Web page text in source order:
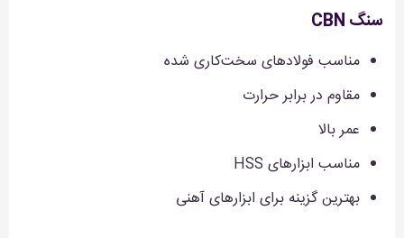
سنگ CBN
مناسب فولادهای سخت‌کاری شده
مقاوم در برابر حرارت
عمر بالا
مناسب ابزارهای HSS
بهترین گزینه برای ابزارهای آهنی